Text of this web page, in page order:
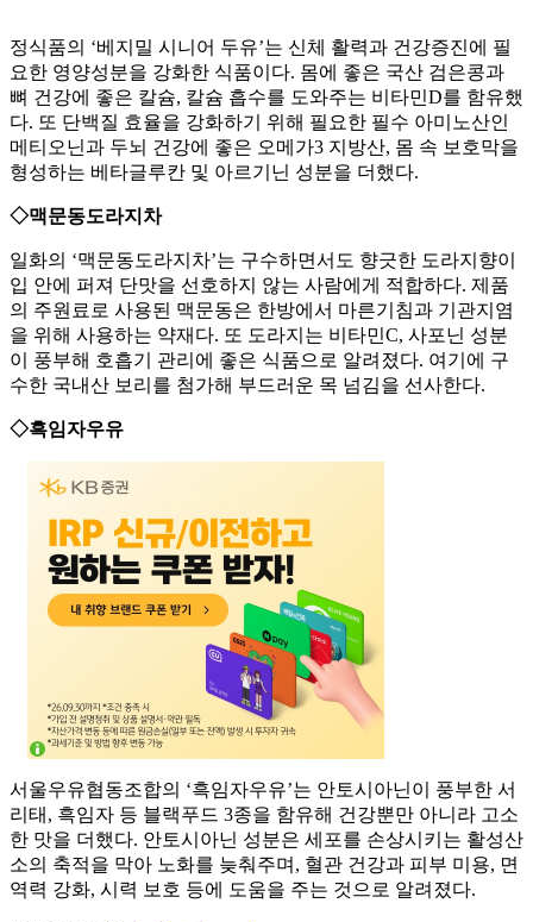
정식품의 ‘베지밀 시니어 두유’는 신체 활력과 건강증진에 필
요한 영양성분을 강화한 식품이다. 몸에 좋은 국산 검은콩과
뼈 건강에 좋은 칼슘, 칼슘 흡수를 도와주는 비타민D를 함유했
다. 또 단백질 효율을 강화하기 위해 필요한 필수 아미노산인
메티오닌과 두뇌 건강에 좋은 오메가3 지방산, 몸 속 보호막을
형성하는 베타글루칸 및 아르기닌 성분을 더했다.
◇맥문동도라지차
일화의 ‘맥문동도라지차’는 구수하면서도 향긋한 도라지향이
입 안에 퍼져 단맛을 선호하지 않는 사람에게 적합하다. 제품
의 주원료로 사용된 맥문동은 한방에서 마른기침과 기관지염
을 위해 사용하는 약재다. 또 도라지는 비타민C, 사포닌 성분
이 풍부해 호흡기 관리에 좋은 식품으로 알려졌다. 여기에 구
수한 국내산 보리를 첨가해 부드러운 목 넘김을 선사한다.
◇흑임자우유
서울우유협동조합의 ‘흑임자우유’는 안토시아닌이 풍부한 서
리태, 흑임자 등 블랙푸드 3종을 함유해 건강뿐만 아니라 고소
한 맛을 더했다. 안토시아닌 성분은 세포를 손상시키는 활성산
소의 축적을 막아 노화를 늦춰주며, 혈관 건강과 피부 미용, 면
역력 강화, 시력 보호 등에 도움을 주는 것으로 알려졌다.